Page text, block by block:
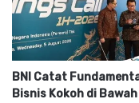
BNI Catat
Bisnis Kokoh di Bawah